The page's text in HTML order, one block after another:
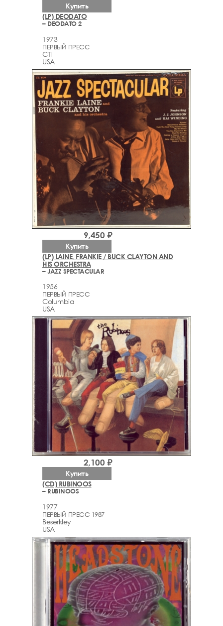
(LP) DEODATO
– DEODATO 2
1973
ПЕРВЫЙ ПРЕСС
CTI
USA
Купить
(LP) LAINE, FRANKIE / BUCK CLAYTON AND
HIS ORCHESTRA
– JAZZ SPECTACULAR
1956
ПЕРВЫЙ ПРЕСС
Columbia
USA
9,450 ₽
Купить
(CD) RUBINOOS
– RUBINOOS
1977
ПЕРВЫЙ ПРЕСС 1987
Beserkley
USA
2,100 ₽
Купить